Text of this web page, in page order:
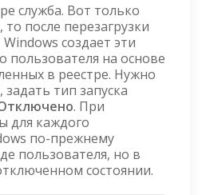
служба. Вот только
после перезагрузки
создает эти
пользователя на основе
в реестре. Нужно
тип запуска
. При
для каждого
по-прежнему
пользователя, но в
состоянии.